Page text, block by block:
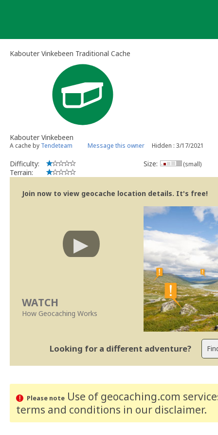
Kabouter Vinkebeen Traditional Cache
Kabouter Vinkebeen
A cache by Tendeteam Message this owner Hidden : 3/17/2021
Difficulty:
Terrain:
Size: (small)
Join now to view geocache location details. It's free!
WATCH
How Geocaching Works
Looking for a different adventure?
Please noteUse of geocaching.com
terms and conditions in our disclaimer.